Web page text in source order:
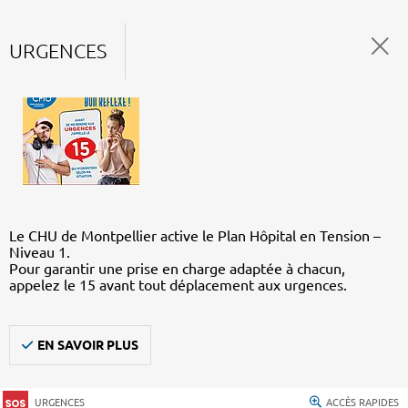
URGENCES
Le CHU de Montpellier active le Plan Hôpital en Tension –
Niveau 1.
Pour garantir une prise en charge adaptée à chacun,
appelez le 15 avant tout déplacement aux urgences.
EN SAVOIR PLUS
URGENCES ACCÈS RAPIDES